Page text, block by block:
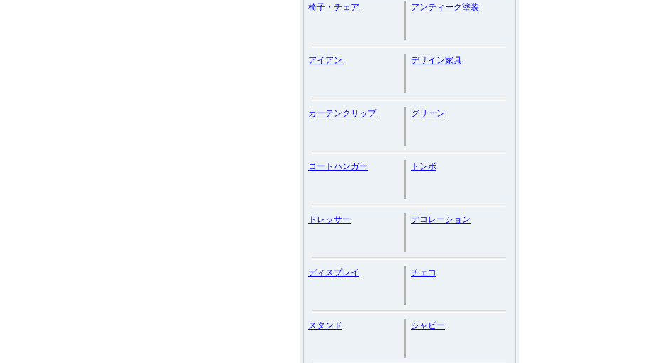
椅子・チェア アンティーク塗装
アイアン デザイン家具
カーテンクリップ グリーン
コートハンガー トンボ
ドレッサー デコレーション
ディスプレイ チェコ
スタンド シャビー